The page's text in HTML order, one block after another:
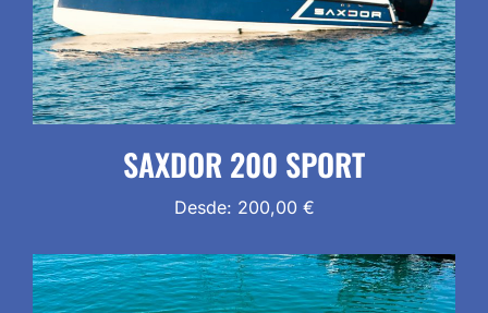
SAXDOR 200 SPORT
Desde: 200,00 €